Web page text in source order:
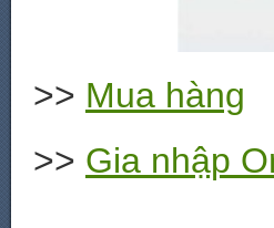
>> Mua hàng
>> Gia nhập